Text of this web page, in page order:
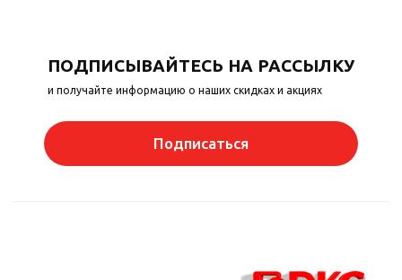
ПОДПИСЫВАЙТЕСЬ НА РАССЫЛКУ
и получайте информацию о наших скидках и акциях
Подписаться